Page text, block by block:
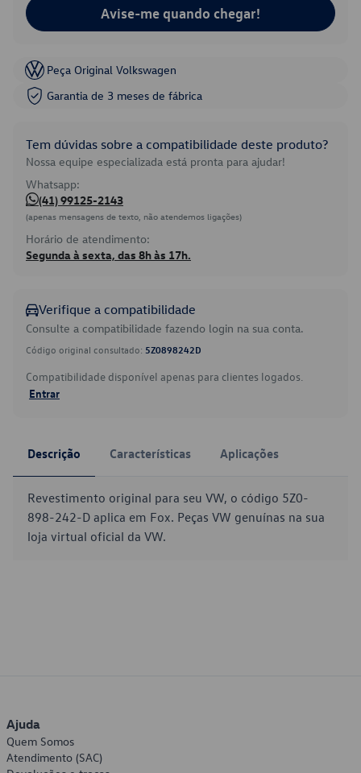
Avise-me quando chegar!
Peça Original Volkswagen
Garantia de 3 meses de fábrica
Tem dúvidas sobre a compatibilidade deste produto?
Nossa equipe especializada está pronta para ajudar!
Whatsapp:
(41) 99125-2143
(apenas mensagens de texto, não atendemos ligações)
Horário de atendimento:
Segunda à sexta, das 8h às 17h.
Verifique a compatibilidade
Consulte a compatibilidade fazendo login na sua conta.
Código original consultado: 5Z0898242D
Compatibilidade disponível apenas para clientes logados.
Entrar
Descrição Características Aplicações
Revestimento original para seu VW, o código 5Z0-
898-242-D aplica em Fox. Peças VW genuínas na sua
loja virtual oficial da VW.
Ajuda
Quem Somos
Atendimento (SAC)